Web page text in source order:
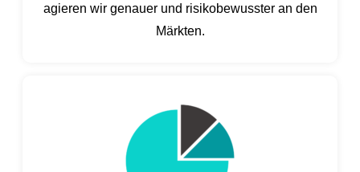
agieren wir genauer und risikobewusster an den
Märkten.